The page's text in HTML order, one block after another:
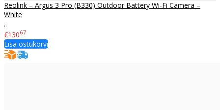
Reolink – Argus 3 Pro (B330) Outdoor Battery Wi-Fi Camera –
White
..
€13067
Lisa ostukorvi